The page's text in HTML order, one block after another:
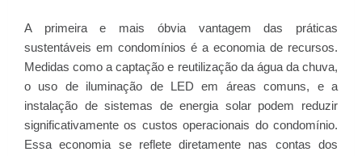
A primeira e mais óbvia vantagem das práticas
sustentáveis em condomínios é a economia de recursos.
Medidas como a captação e reutilização da água da chuva,
o uso de iluminação de LED em áreas comuns, e a
instalação de sistemas de energia solar podem reduzir
significativamente os custos operacionais do condomínio.
Essa economia se reflete diretamente nas contas dos